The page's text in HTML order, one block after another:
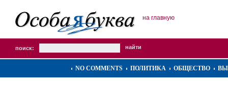
на главную
поиск:
NO COMMENTS ПОЛИТИКА ОБЩЕСТВО